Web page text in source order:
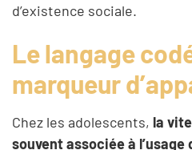
d’existence sociale.
Le langage
marqueur
Chez les adolescents, la
souvent associée à